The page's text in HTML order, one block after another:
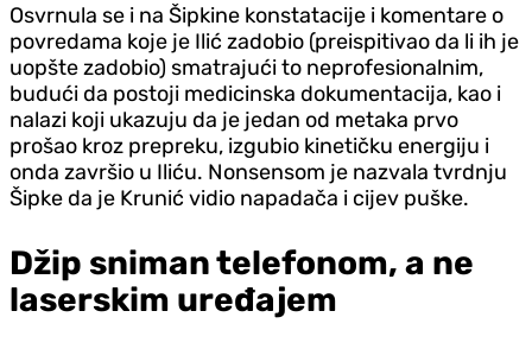
Osvrnula se i na Šipkine konstatacije i komentare o
povredama koje je Ilić zadobio (preispitivao da li ih je
uopšte zadobio) smatrajući to neprofesionalnim,
budući da postoji medicinska dokumentacija, kao i
nalazi koji ukazuju da je jedan od metaka prvo
prošao kroz prepreku, izgubio kinetičku energiju i
onda završio u Iliću. Nonsensom je nazvala tvrdnju
Šipke da je Krunić vidio napadača i cijev puške.
Džip sniman telefonom, a ne
laserskim uređajem